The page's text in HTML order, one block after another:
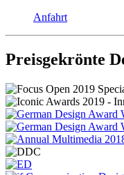
Anfahrt
Preisgekrönte